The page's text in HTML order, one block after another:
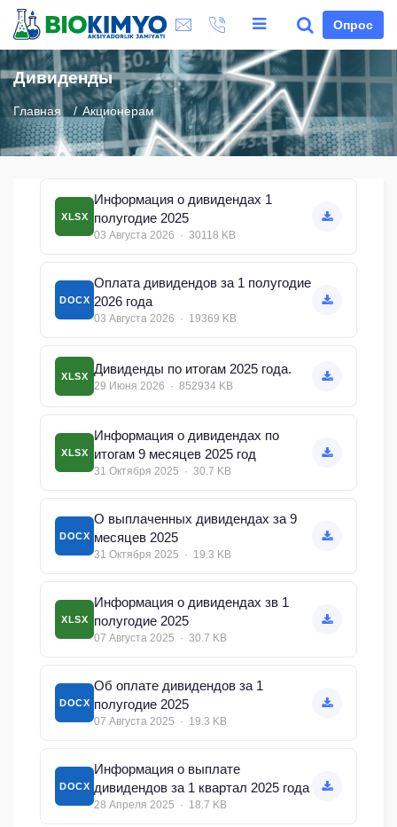
Опрос
Дивиденды
Главная Акционерам
XLSX
Информация о дивидендах 1
полугодие 2025
03 Августа 2026 · 30118 KB
DOCX
Оплата дивидендов за 1 полугодие
2026 года
03 Августа 2026 · 19369 KB
XLSX
Дивиденды по итогам 2025 года.
29 Июня 2026 · 852934 KB
XLSX
Информация о дивидендах по
итогам 9 месяцев 2025 год
31 Октября 2025 · 30.7 KB
DOCX
О выплаченных дивидендах за 9
месяцев 2025
31 Октября 2025 · 19.3 KB
XLSX
Информация о дивидендах зв 1
полугодие 2025
07 Августа 2025 · 30.7 KB
DOCX
Об оплате дивидендов за 1
полугодие 2025
07 Августа 2025 · 19.3 KB
DOCX
Информация о выплате
дивидендов за 1 квартал 2025 года
28 Апреля 2025 · 18.7 KB